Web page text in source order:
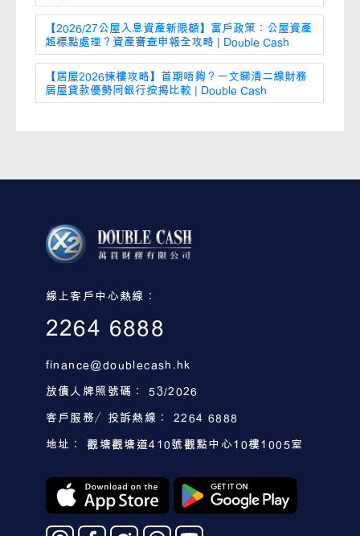
【2026/27公屋入息資產新限額】富戶政策：公屋資產
超標點處理？資產審查申報全攻略 | Double Cash
【居屋2026揀樓攻略】首期唔夠？一文睇清二線財務
居屋貸款優勢同銀行按揭比較 | Double Cash
線上客戶中心熱線：
2264 6888
finance@doublecash.hk
放債人牌照號碼： 53/2026
客戶服務／投訴熱線： 2264 6888
地址： 觀塘觀塘道410號觀點中心10樓1005室